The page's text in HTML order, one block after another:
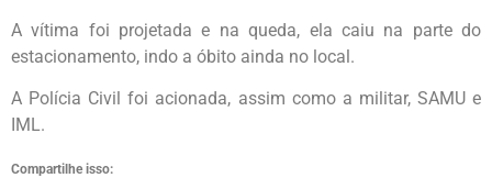
A vítima foi projetada e na queda, ela caiu na parte do
estacionamento, indo a óbito ainda no local.
A Polícia Civil foi acionada, assim como a militar, SAMU e
IML.
Compartilhe isso: